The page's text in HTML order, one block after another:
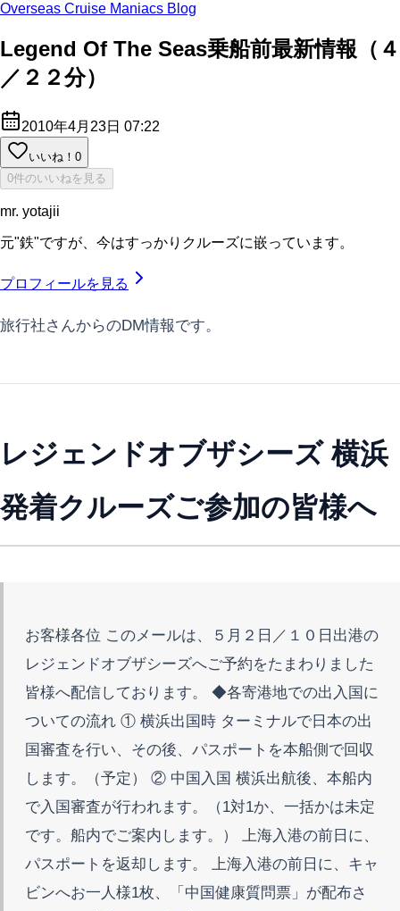
Overseas Cruise Maniacs Blog
Legend Of The Seas乗船前最新情報（４
／２２分）
2010年4月23日 07:22
いいね！ 0
0件のいいねを見る
mr. yotajii
元"鉄"ですが、今はすっかりクルーズに嵌っています。
プロフィールを見る
旅行社さんからのDM情報です。
レジェンドオブザシーズ 横浜
発着クルーズご参加の皆様へ
お客様各位 このメールは、５月２日／１０日出港の
レジェンドオブザシーズへご予約をたまわりました
皆様へ配信しております。 ◆各寄港地での出入国に
ついての流れ ① 横浜出国時 ターミナルで日本の出
国審査を行い、その後、パスポートを本船側で回収
します。（予定） ② 中国入国 横浜出航後、本船内
で入国審査が行われます。（1対1か、一括かは未定
です。船内でご案内します。） 上海入港の前日に、
パスポートを返却します。 上海入港の前日に、キャ
ビンへお一人様1枚、「中国健康質問票」が配布さ